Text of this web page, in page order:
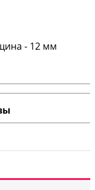
- 12 мм